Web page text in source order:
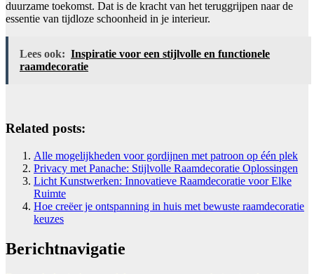
duurzame toekomst. Dat is de kracht van het teruggrijpen naar de
essentie van tijdloze schoonheid in je interieur.
Lees ook: Inspiratie voor een stijlvolle en functionele
raamdecoratie
Related posts:
Alle mogelijkheden voor gordijnen met patroon op één plek
Privacy met Panache: Stijlvolle Raamdecoratie Oplossingen
Licht Kunstwerken: Innovatieve Raamdecoratie voor Elke
Ruimte
Hoe creëer je ontspanning in huis met bewuste raamdecoratie
keuzes
Berichtnavigatie